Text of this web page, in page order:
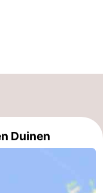
Duinen